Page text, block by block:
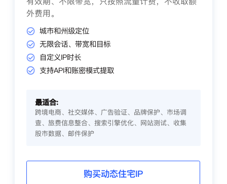
外费用。
城市和州级定位
无限会话、带宽和目标
自定义IP时长
支持API和账密模式提取
最适合:
跨境电商、社交媒体、广告验证、品牌保护、市场调
查、旅费信息整合、搜索引擎优化、网站测试、收集
股市数据、邮件保护
购买动态住宅IP